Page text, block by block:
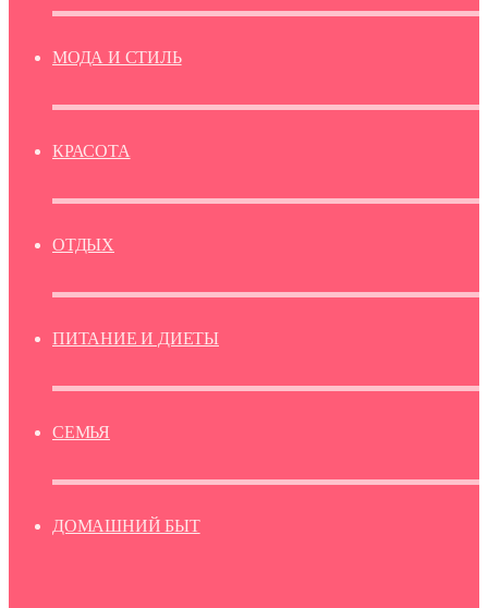
МОДА И СТИЛЬ
КРАСОТА
ОТДЫХ
ПИТАНИЕ И ДИЕТЫ
СЕМЬЯ
ДОМАШНИЙ БЫТ